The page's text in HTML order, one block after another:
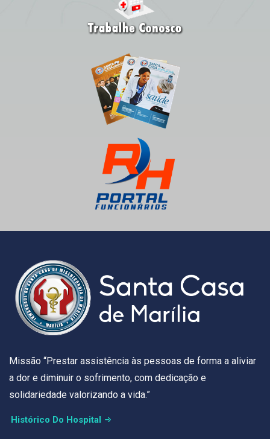
Missão “Prestar assistência às pessoas de forma a aliviar
a dor e diminuir o sofrimento, com dedicação e
solidariedade valorizando a vida.”
Histórico Do Hospital